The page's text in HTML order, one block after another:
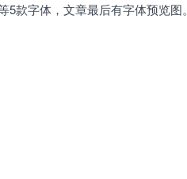
款字体，文章最后有字体预览图。